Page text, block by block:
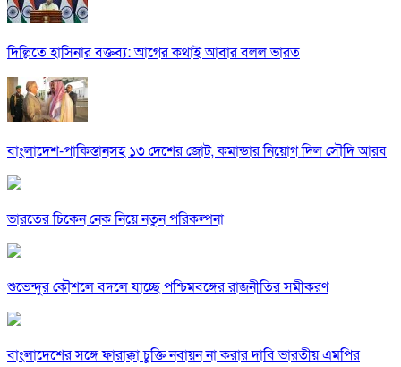
দিল্লিতে হাসিনার বক্তব্য: আগের কথাই আবার বলল ভারত
বাংলাদেশ-পাকিস্তানসহ ১৩ দেশের জোট, কমান্ডার নিয়োগ দিল সৌদি আরব
ভারতের চিকেন নেক নিয়ে নতুন পরিকল্পনা
শুভেন্দুর কৌশলে বদলে যাচ্ছে পশ্চিমবঙ্গের রাজনীতির সমীকরণ
বাংলাদেশের সঙ্গে ফারাক্কা চুক্তি নবায়ন না করার দাবি ভারতীয় এমপির